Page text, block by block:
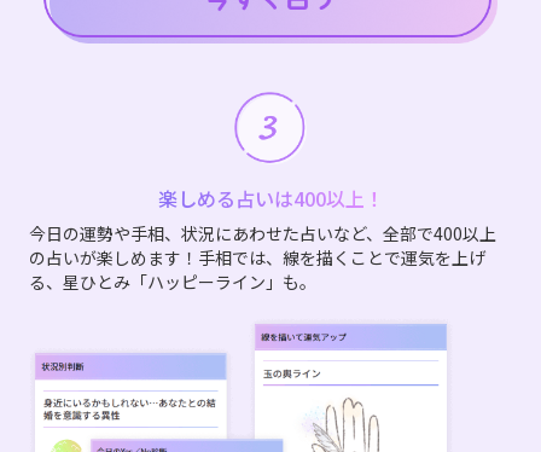
楽しめる占いは400以上！
今日の運勢や手相、状況にあわせた占いなど、全部で400以上
の占いが楽しめます！手相では、線を描くことで運気を上げ
る、星ひとみ「ハッピーライン」も。